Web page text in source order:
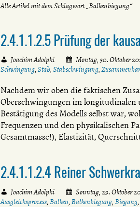
Alle Artikel mit dem Schlagwort „Balkenbiegung“
2.4.1.1.2.5 Prüfung der
Joachim Adolphi Montag, 30. Oktober
Schwingung, Stab, Stabschwingung,
Nachdem wir oben die faktischen
Oberschwingungen im longitudinalen
Bestätigung des Modells selbst war,
Frequenzen und den physikalischen
Gesamtmasse!), Elastizität,
2.4.1.1.2.4 Reiner
Joachim Adolphi Sonntag, 29. Oktober
Ausgleichsprozess, Balken, Balkenbiegung, Biegung,